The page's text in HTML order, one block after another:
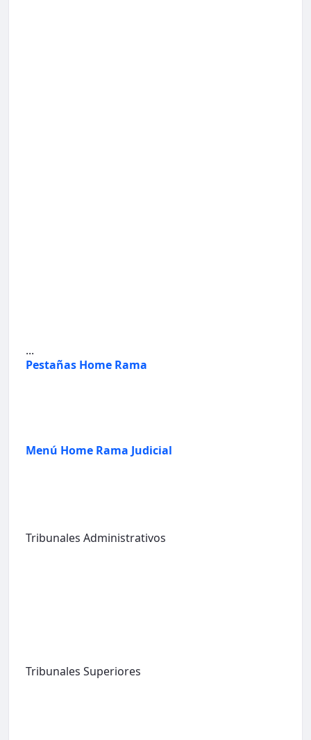
...
Pestañas Home Rama
Menú Home Rama Judicial
Tribunales Administrativos
Tribunales Superiores